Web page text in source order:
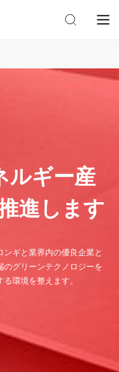
ルギー産
進します
ギと業界内の優良企業と
グリーンテクノロジーを
環境を整えます。